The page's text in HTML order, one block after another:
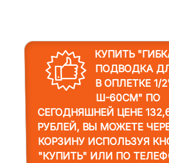
КУПИТЬ
ПОДВОДКА
В ОПЛЕТКЕ 1/
Ш-60СМ"ПО
СЕГОДНЯШНЕЙ ЦЕНЕ
РУБЛЕЙ, ВЫ МОЖЕТЕ
КОРЗИНУ ИСПОЛЬЗУЯ
"КУПИТЬ" ИЛИ ПО